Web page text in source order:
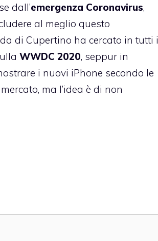
dall’emergenza Coronavirus,
al meglio questo
di Cupertino ha cercato in tutti i
WWDC 2020, seppur in
i nuovi iPhone secondo le
ma l’idea è di non